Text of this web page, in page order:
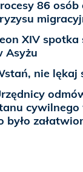
86
XIV spotka
Asyżu
nie lękaj
cywilnego
było